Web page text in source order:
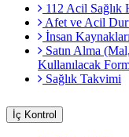
112 Acil Sağlık
Afet ve Acil
İnsan
Satın Alma
Kullanılacak
Sağlık Takvimi
İç Kontrol